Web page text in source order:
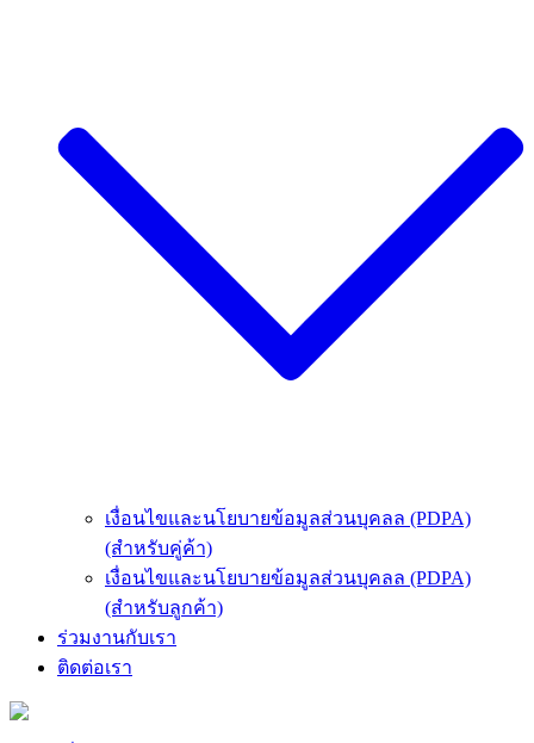
เงื่อนไขและนโยบายข้อมูลส่วนบุคลล (PDPA)
(สำหรับคู่ค้า)
เงื่อนไขและนโยบายข้อมูลส่วนบุคลล (PDPA)
(สำหรับลูกค้า)
ร่วมงานกับเรา
ติดต่อเรา